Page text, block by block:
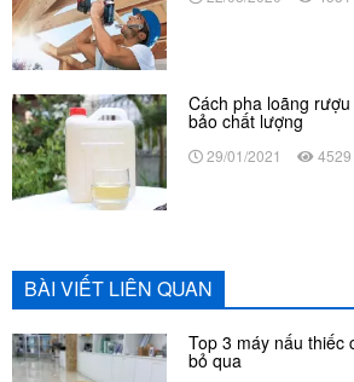
Cách pha loãng
bảo chất lượng
29/01/2021 4529
BÀI VIẾT LIÊN QUAN
Top 3 máy nấu thiếc
bỏ qua